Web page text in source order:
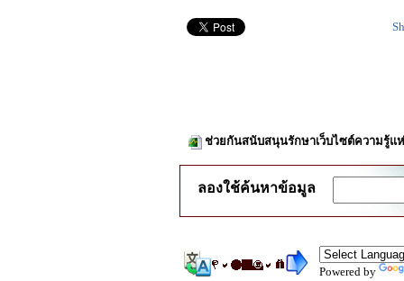
ช่วยกันสนับสนุนรักษาเว็บไซต์ความรู้แ
ลองใช้ค้นหาข้อมูล
Powered by